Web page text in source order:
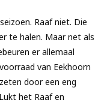
Raaf niet. Die
te halen. Maar net als
er allemaal
van Eekhoorn
door een eng
het Raaf en